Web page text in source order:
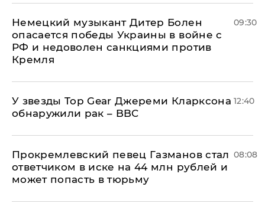
Немецкий музыкант Дитер Болен
опасается победы Украины в войне с
РФ и недоволен санкциями против
Кремля
09:30
У звезды Top Gear Джереми Кларксона
обнаружили рак – BBC
12:40
Прокремлевский певец Газманов стал
ответчиком в иске на 44 млн рублей и
может попасть в тюрьму
08:08